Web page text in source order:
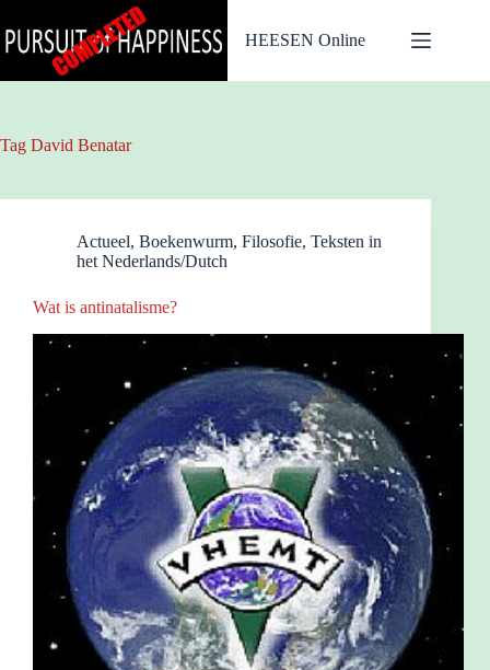
naar
de
HEESEN Online
Tag David Benatar
Actueel, Boekenwurm, Filosofie, Teksten in
het Nederlands/Dutch
Wat is antinatalisme?